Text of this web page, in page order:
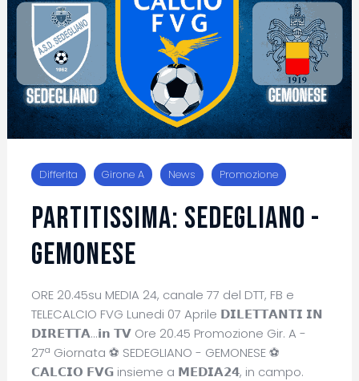
Differita Girone A News Promozione
PARTITISSIMA: SEDEGLIANO -
GEMONESE
ORE 20.45su MEDIA 24, canale 77 del DTT, FB e
TELECALCIO FVG Lunedi 07 Aprile 𝗗𝗜𝗟𝗘𝗧𝗧𝗔𝗡𝗧𝗜 𝗜𝗡
𝗗𝗜𝗥𝗘𝗧𝗧𝗔...𝗶𝗻 𝗧𝗩 Ore 20.45 Promozione Gir. A -
27ª Giornata ⚽ SEDEGLIANO - GEMONESE ⚽
𝗖𝗔𝗟𝗖𝗜𝗢 𝗙𝗩𝗚 insieme a 𝗠𝗘𝗗𝗜𝗔𝟮𝟰, in campo.